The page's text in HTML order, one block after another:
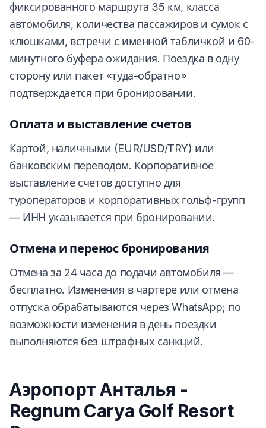
фиксированного маршрута 35 км, класса
автомобиля, количества пассажиров и сумок с
клюшками, встречи с именной табличкой и 60-
минутного буфера ожидания. Поездка в одну
сторону или пакет «туда-обратно»
подтверждается при бронировании.
Оплата и выставление счетов
Картой, наличными (EUR/USD/TRY) или
банковским переводом. Корпоративное
выставление счетов доступно для
туроператоров и корпоративных гольф-групп
— ИНН указывается при бронировании.
Отмена и перенос бронирования
Отмена за 24 часа до подачи автомобиля —
бесплатно. Изменения в чартере или отмена
отпуска обрабатываются через WhatsApp; по
возможности изменения в день поездки
выполняются без штрафных санкций.
Аэропорт Анталья -
Regnum Carya Golf Resort